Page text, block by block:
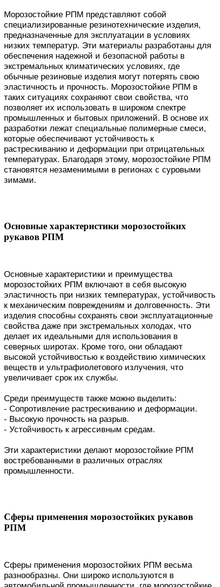
Морозостойкие РПМ представляют собой
специализированные резинотехнические изделия,
предназначенные для эксплуатации в условиях
низких температур. Эти материалы разработаны для
обеспечения надежной и безопасной работы в
экстремальных климатических условиях, где
обычные резиновые изделия могут потерять свою
эластичность и прочность. Морозостойкие РПМ в
таких ситуациях сохраняют свои свойства, что
позволяет их использовать в широком спектре
промышленных и бытовых приложений. В основе их
разработки лежат специальные полимерные смеси,
которые обеспечивают устойчивость к
растрескиванию и деформации при отрицательных
температурах. Благодаря этому, морозостойкие РПМ
становятся незаменимыми в регионах с суровыми
зимами.
Основные характеристики морозостойких
рукавов РПМ
Основные характеристики и преимущества
морозостойких РПМ включают в себя высокую
эластичность при низких температурах, устойчивость
к механическим повреждениям и долговечность. Эти
изделия способны сохранять свои эксплуатационные
свойства даже при экстремальных холодах, что
делает их идеальными для использования в
северных широтах. Кроме того, они обладают
высокой устойчивостью к воздействию химических
веществ и ультрафиолетового излучения, что
увеличивает срок их службы.
Среди преимуществ также можно выделить:
- Сопротивление растрескиванию и деформации.
- Высокую прочность на разрыв.
- Устойчивость к агрессивным средам.
Эти характеристики делают морозостойкие РПМ
востребованными в различных отраслях
промышленности.
Сферы применения морозостойких рукавов
РПМ
Сферы применения морозостойких РПМ весьма
разнообразны. Они широко используются в